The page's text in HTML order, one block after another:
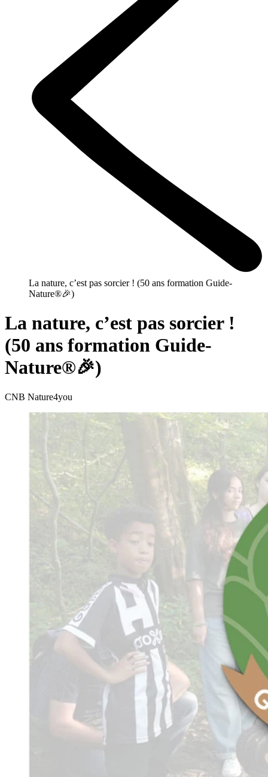
La nature, c’est pas sorcier ! (50 ans formation Guide-
Nature®🎉)
La nature, c’est pas sorcier !
(50 ans formation Guide-
Nature®🎉)
CNB Nature4you